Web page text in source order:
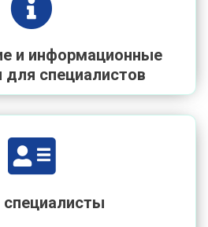
и информационные
специалистов